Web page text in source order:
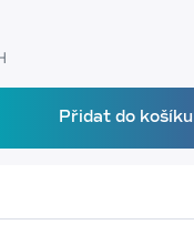
Přidat do košíku